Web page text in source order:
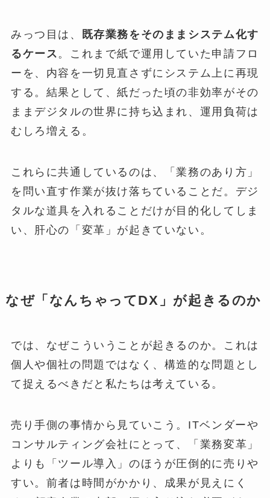
みっつ目は、
既存業務をそのままシステム化す
るケース。これまで紙で運用していた申請フロ
ーを、内容を一切見直さずにシステム上に再現
する。結果として、紙だった頃の非効率がその
ままデジタルの世界に持ち込まれ、運用負荷は
むしろ増える。
これらに共通しているのは、「業務のあり方」
を問い直す作業が抜け落ちていることだ。デジ
タルな道具を入れることだけが目的化してしま
い、肝心の「変革」が起きていない。
なぜ「なんちゃってDX」が起きるのか
では、なぜこういうことが起きるのか。これは
個人や個社の問題ではなく、構造的な問題とし
て捉えるべきだと私たちは考えている。
売り手側の事情から見ていこう。ITベンダーや
コンサルティング会社にとって、「業務変革」
よりも「ツール導入」のほうが圧倒的に売りや
すい。前者は時間がかかり、成果が見えにく